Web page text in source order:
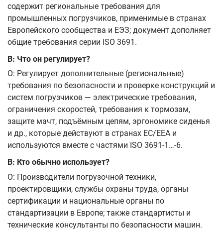
содержит региональные требования для
промышленных погрузчиков, применимые в странах
Европейского сообщества и ЕЭЗ; документ дополняет
общие требования серии ISO 3691.
В: Что он регулирует?
О: Регулирует дополнительные (региональные)
требования по безопасности и проверке конструкций и
систем погрузчиков — электрические требования,
ограничения скоростей, требования к тормозам,
защите мачт, подъёмным цепям, эргономике сиденья
и др., которые действуют в странах EC/EEA и
используются вместе с частями ISO 3691-1…-6.
В: Кто обычно использует?
О: Производители погрузочной техники,
проектировщики, службы охраны труда, органы
сертификации и национальные органы по
стандартизации в Европе; также стандартисты и
технические консультанты по безопасности машин.